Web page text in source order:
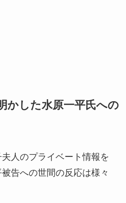
かした水原一平氏への
人のプライベート情報を
告への世間の反応は様々